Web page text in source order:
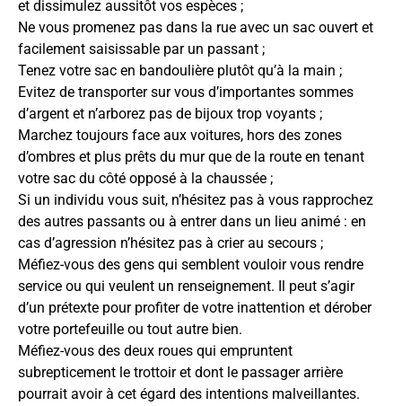
et dissimulez aussitôt vos espèces ;
Ne vous promenez pas dans la rue avec un sac ouvert et
facilement saisissable par un passant ;
Tenez votre sac en bandoulière plutôt qu’à la main ;
Evitez de transporter sur vous d’importantes sommes
d’argent et n’arborez pas de bijoux trop voyants ;
Marchez toujours face aux voitures, hors des zones
d’ombres et plus prêts du mur que de la route en tenant
votre sac du côté opposé à la chaussée ;
Si un individu vous suit, n’hésitez pas à vous rapprochez
des autres passants ou à entrer dans un lieu animé : en
cas d’agression n’hésitez pas à crier au secours ;
Méfiez-vous des gens qui semblent vouloir vous rendre
service ou qui veulent un renseignement. Il peut s’agir
d’un prétexte pour profiter de votre inattention et dérober
votre portefeuille ou tout autre bien.
Méfiez-vous des deux roues qui empruntent
subrepticement le trottoir et dont le passager arrière
pourrait avoir à cet égard des intentions malveillantes.